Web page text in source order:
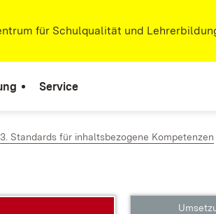
neuem Fenster)
für Schulqualität und
Service
3. Standards für inhaltsbezogene Kompetenzen